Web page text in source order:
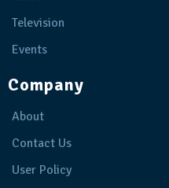
Television
Events
Company
About
Contact Us
User Policy